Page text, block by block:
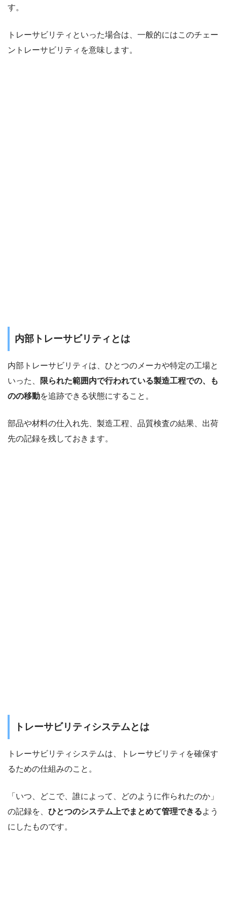
す。
トレーサビリティといった場合は、一般的にはこのチェー
ントレーサビリティを意味します。
内部トレーサビリティとは
内部トレーサビリティは、ひとつのメーカや特定の工場と
いった、
限られた範囲内で行われている製造工程での、も
のの移動を追跡できる状態にすること。
部品や材料の仕入れ先、製造工程、品質検査の結果、出荷
先の記録を残しておきます。
トレーサビリティシステムとは
トレーサビリティシステムは、トレーサビリティを確保す
るための仕組みのこと。
「いつ、どこで、誰によって、どのように作られたのか」
の記録を、 ひとつのシステム上でまとめて管理できるよう
にしたものです。